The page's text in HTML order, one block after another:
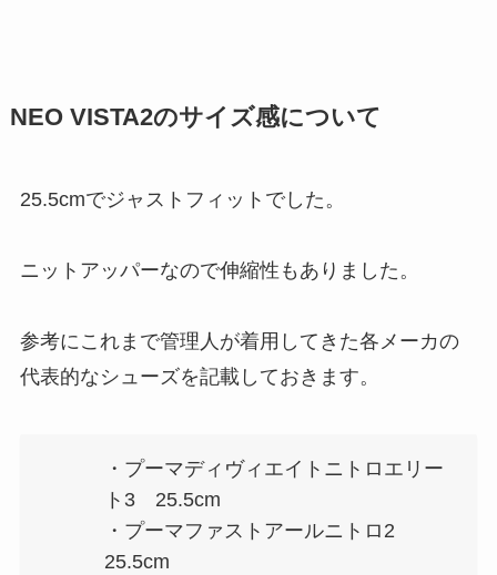
NEO VISTA2のサイズ感について
25.5cmでジャストフィットでした。
ニットアッパーなので伸縮性もありました。
参考にこれまで管理人が着用してきた各メーカの
代表的なシューズを記載しておきます。
・プーマディヴィエイトニトロエリー
ト3 25.5cm
・プーマファストアールニトロ2
25.5cm